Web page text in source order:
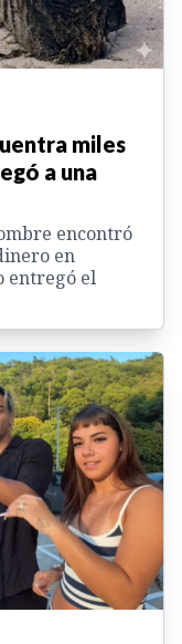
miles
a una
encontró
en
entregó el